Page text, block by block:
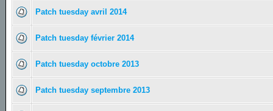
Patch tuesday avril 2014
Patch tuesday février 2014
Patch tuesday octobre 2013
Patch tuesday septembre 2013